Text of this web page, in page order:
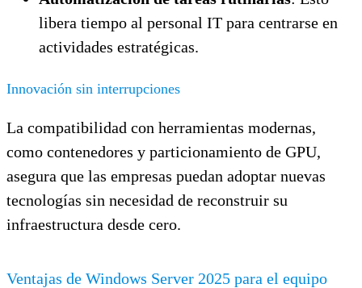
libera tiempo al personal IT para centrarse en
actividades estratégicas.
Innovación sin interrupciones
La compatibilidad con herramientas modernas,
como contenedores y particionamiento de GPU,
asegura que las empresas puedan adoptar nuevas
tecnologías sin necesidad de reconstruir su
infraestructura desde cero.
Ventajas de Windows Server 2025 para el equipo